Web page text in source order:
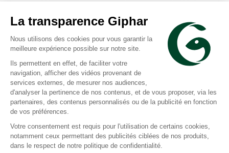
Dercos
Collagen Filler 17
shampoing ultra-
René Furterer
Okara Blond baume
démêlant éclat 150ml